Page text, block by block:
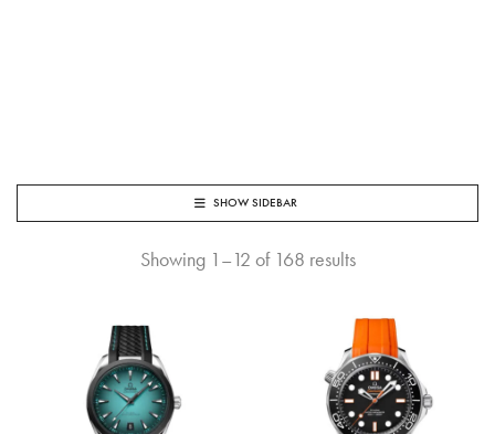
SHOW SIDEBAR
Showing 1–12 of 168 results